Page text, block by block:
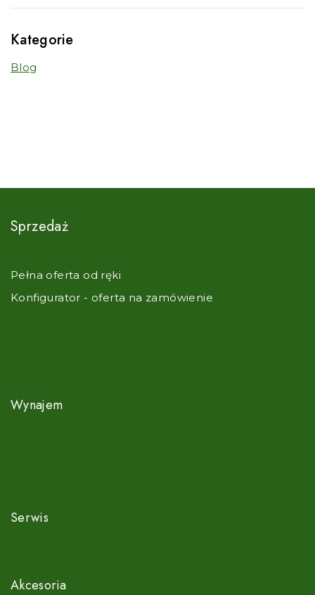
Kategorie
Blog
Sprzedaż
Pełna oferta od ręki
Konfigurator - oferta na zamówienie
Wynajem
Serwis
Akcesoria